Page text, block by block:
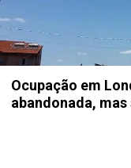
Ocupação em
abandonada,